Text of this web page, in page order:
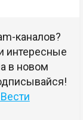
каналов?
интересные
в новом